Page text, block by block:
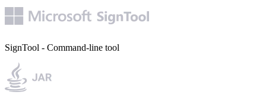
SignTool - Command-line tool